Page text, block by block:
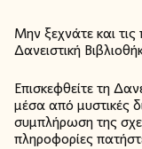
Μην ξεχνάτε και
Δανειστική
Επισκεφθείτε τη
μέσα από μυστικές
συμπλήρωση της
πληροφορίες